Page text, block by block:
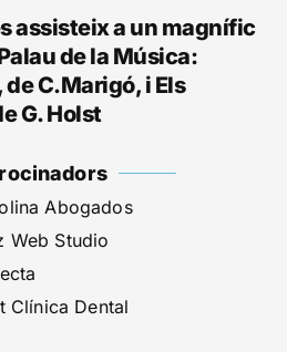
assisteix a un magnífic
de la Música:
C.Marigó, i Els
G. Holst
Abogados
Web Studio
Clínica Dental